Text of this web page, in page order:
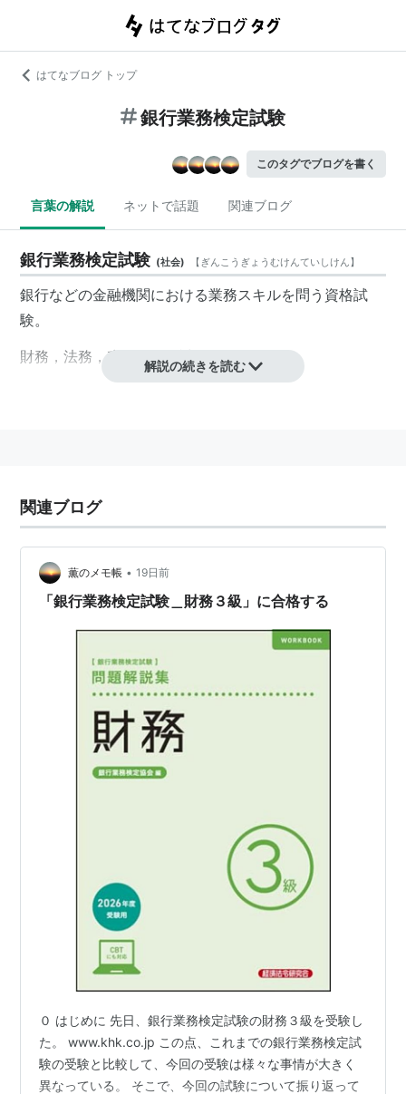
はてなブログ トップ
銀行業務検定試験
このタグでブログを書く
言葉の解説 ネットで話題 関連ブログ
銀行業務検定試験 (社会) 【ぎんこうぎょうむけんていしけん】
銀行などの金融機関における業務スキルを問う資格試
験。
財務，法務，税務などの試験区分がある。
解説の続きを読む
関連ブログ
薫のメモ帳 • 19日前
「銀行業務検定試験＿財務３級」に合格する
０ はじめに 先日、銀行業務検定試験の財務３級を受験し
た。 www.khk.co.jp この点、これまでの銀行業務検定試
験の受験と比較して、今回の受験は様々な事情が大きく
異なっている。 そこで、今回の試験について振り返って